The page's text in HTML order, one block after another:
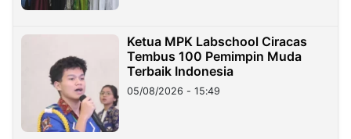
Ketua MPK Labschool Ciracas
Tembus 100 Pemimpin Muda
Terbaik Indonesia
05/08/2026 - 15:49